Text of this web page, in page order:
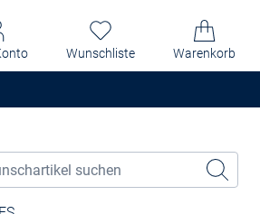
Wunschliste Warenkorb